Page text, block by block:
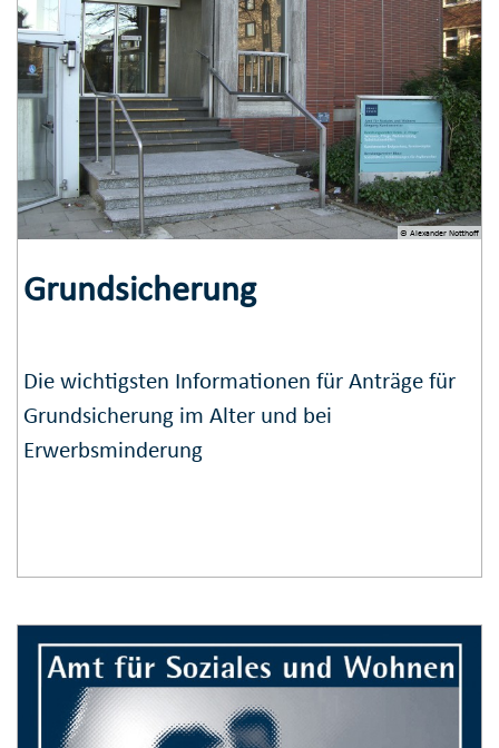
© Alexander Notthoff
Grundsicherung
Die wichtigsten Informationen für Anträge für
Grundsicherung im Alter und bei
Erwerbsminderung